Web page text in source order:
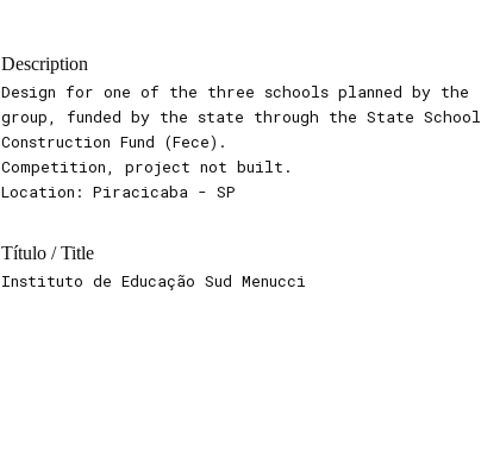
Description
Design for one of the three schools planned by the
group, funded by the state through the State School
Construction Fund (Fece).
Competition, project not built.
Location: Piracicaba - SP
Título / Title
Instituto de Educação Sud Menucci